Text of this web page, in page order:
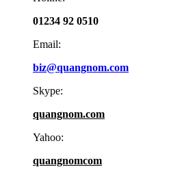
01234 92 0510
Email:
biz@quangnom.com
Skype:
quangnom.com
Yahoo:
quangnomcom